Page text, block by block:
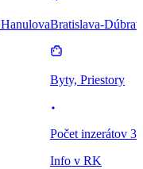
Bratislava-
Byty, Priestory
Počet inzerátov 3
Info v RK